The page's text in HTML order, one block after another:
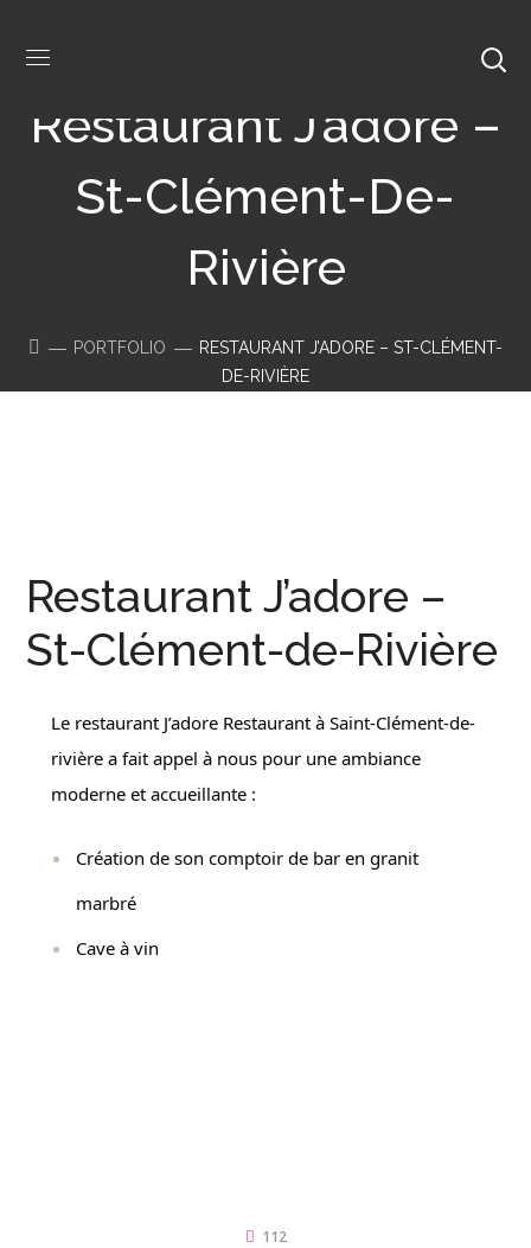
Restaurant J’adore –
St-Clément-De-
Rivière
PORTFOLIO
RESTAURANT J’ADORE – ST-CLÉMENT-
DE-RIVIÈRE
Restaurant J’adore –
St-Clément-de-Rivière
Le restaurant J’adore Restaurantà Saint-Clément-de-
rivière a fait appel à nous pour une ambiance
moderne et accueillante :
Création de son comptoir de bar en granit
marbré
Cave à vin
112